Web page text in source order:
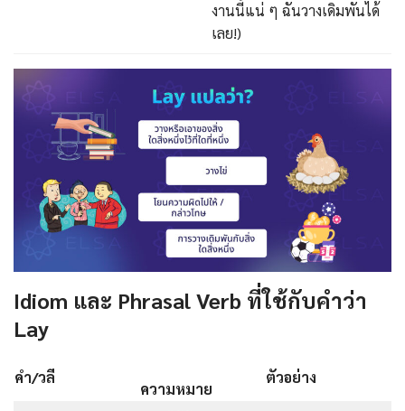
งานนี้แน่ ๆ ฉันวางเดิมพันได้
เลย!)
Idiom และ Phrasal Verb ที่ใช้กับคำว่า
Lay
คำ/วลี
ความหมาย
ตัวอย่าง